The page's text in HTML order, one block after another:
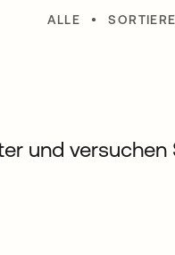
ALLE •
und versuchen